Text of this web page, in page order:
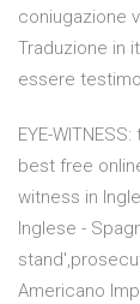
coniugazione
Traduzione in
essere
EYE-
best free
witness in
Inglese -
Americano